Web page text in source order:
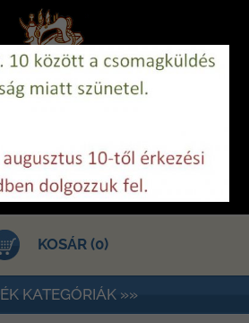
KOSÁR (0)
KATEGÓRIÁK »»